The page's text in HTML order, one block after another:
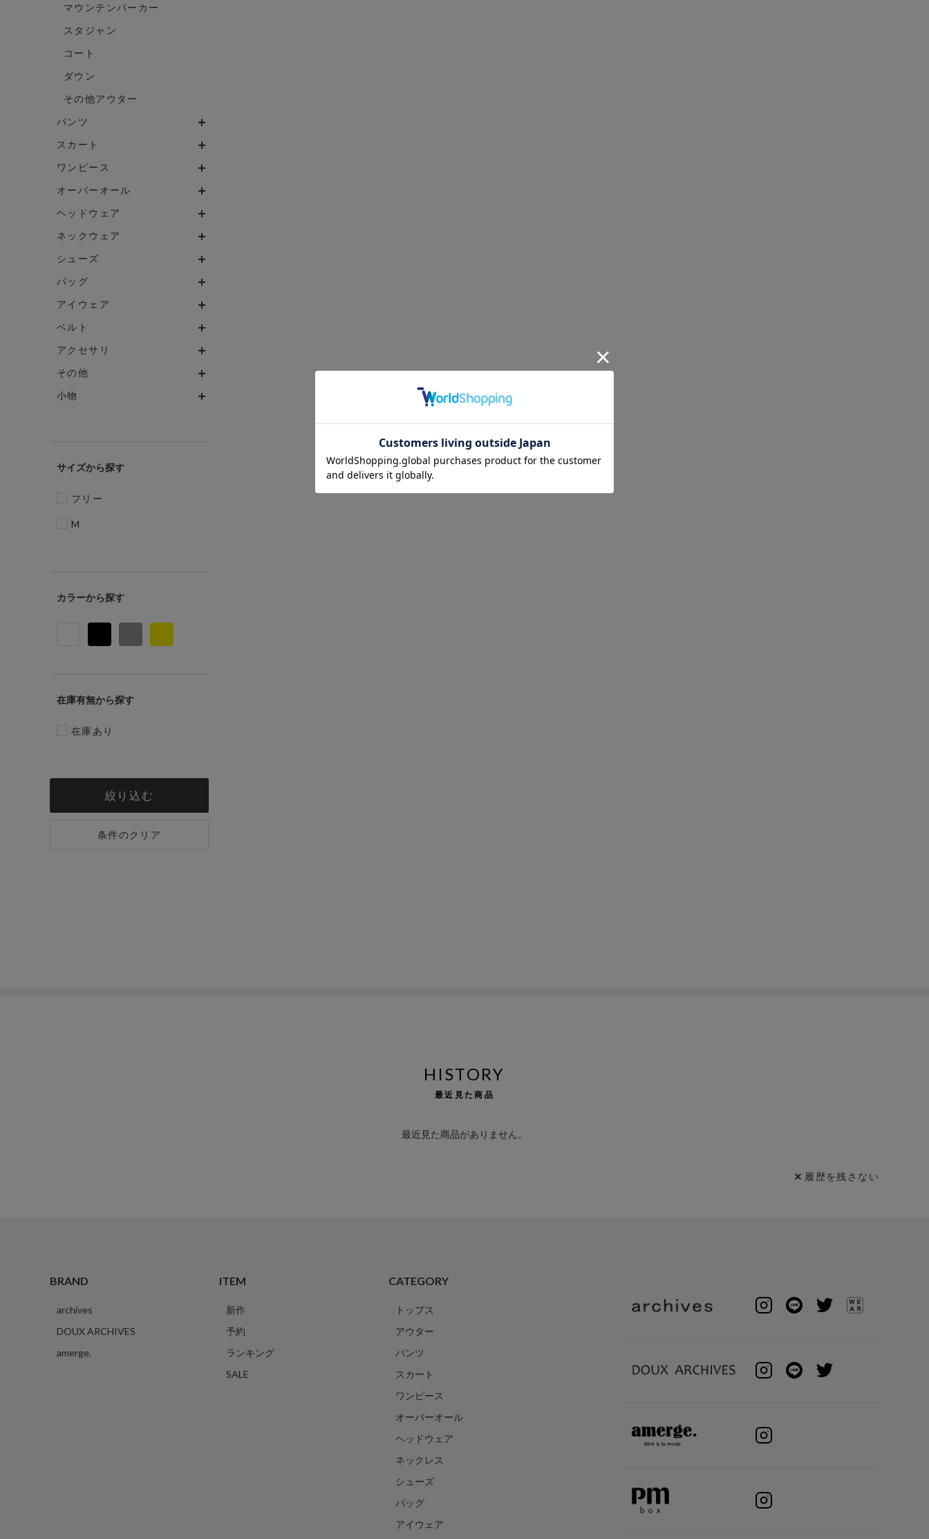
マウンテンパーカー
スタジャン
コート
ダウン
その他アウター
パンツ
スカート
ワンピース
オーバーオール
ヘッドウェア
ネックウェア
シューズ
バッグ
アイウェア
ベルト
アクセサリ
その他
小物
サイズ
フリー
M
カラー
在庫有無
在庫あり
絞り込む
条件のクリア
HISTORY
最近見た商品
最近見た商品がありません。
履歴を残さない
BRAND
archives
DOUX ARCHIVES
amerge.
ITEM
新作
予約
ランキング
SALE
CATEGORY
トップス
アウター
パンツ
スカート
ワンピース
オーバーオール
ヘッドウェア
ネックレス
シューズ
バッグ
アイウェア